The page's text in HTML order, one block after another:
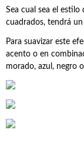
Sea cual sea el
cuadrados, tendrá
Para suavizar este
acento o en
morado, azul, negro